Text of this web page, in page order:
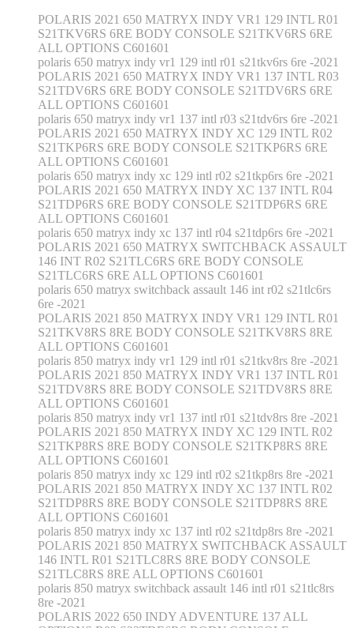
POLARIS 2021 650 MATRYX INDY VR1 129 INTL R01
S21TKV6RS 6RE BODY CONSOLE S21TKV6RS 6RE
ALL OPTIONS C601601
polaris 650 matryx indy vr1 129 intl r01 s21tkv6rs 6re -2021
POLARIS 2021 650 MATRYX INDY VR1 137 INTL R03
S21TDV6RS 6RE BODY CONSOLE S21TDV6RS 6RE
ALL OPTIONS C601601
polaris 650 matryx indy vr1 137 intl r03 s21tdv6rs 6re -2021
POLARIS 2021 650 MATRYX INDY XC 129 INTL R02
S21TKP6RS 6RE BODY CONSOLE S21TKP6RS 6RE
ALL OPTIONS C601601
polaris 650 matryx indy xc 129 intl r02 s21tkp6rs 6re -2021
POLARIS 2021 650 MATRYX INDY XC 137 INTL R04
S21TDP6RS 6RE BODY CONSOLE S21TDP6RS 6RE
ALL OPTIONS C601601
polaris 650 matryx indy xc 137 intl r04 s21tdp6rs 6re -2021
POLARIS 2021 650 MATRYX SWITCHBACK ASSAULT
146 INT R02 S21TLC6RS 6RE BODY CONSOLE
S21TLC6RS 6RE ALL OPTIONS C601601
polaris 650 matryx switchback assault 146 int r02 s21tlc6rs
6re -2021
POLARIS 2021 850 MATRYX INDY VR1 129 INTL R01
S21TKV8RS 8RE BODY CONSOLE S21TKV8RS 8RE
ALL OPTIONS C601601
polaris 850 matryx indy vr1 129 intl r01 s21tkv8rs 8re -2021
POLARIS 2021 850 MATRYX INDY VR1 137 INTL R01
S21TDV8RS 8RE BODY CONSOLE S21TDV8RS 8RE
ALL OPTIONS C601601
polaris 850 matryx indy vr1 137 intl r01 s21tdv8rs 8re -2021
POLARIS 2021 850 MATRYX INDY XC 129 INTL R02
S21TKP8RS 8RE BODY CONSOLE S21TKP8RS 8RE
ALL OPTIONS C601601
polaris 850 matryx indy xc 129 intl r02 s21tkp8rs 8re -2021
POLARIS 2021 850 MATRYX INDY XC 137 INTL R02
S21TDP8RS 8RE BODY CONSOLE S21TDP8RS 8RE
ALL OPTIONS C601601
polaris 850 matryx indy xc 137 intl r02 s21tdp8rs 8re -2021
POLARIS 2021 850 MATRYX SWITCHBACK ASSAULT
146 INTL R01 S21TLC8RS 8RE BODY CONSOLE
S21TLC8RS 8RE ALL OPTIONS C601601
polaris 850 matryx switchback assault 146 intl r01 s21tlc8rs
8re -2021
POLARIS 2022 650 INDY ADVENTURE 137 ALL